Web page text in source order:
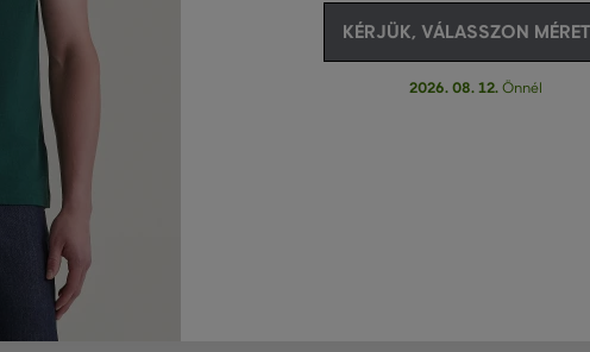
KÉRJÜK, VÁLASSZON
2026. 08. 12.Önnél